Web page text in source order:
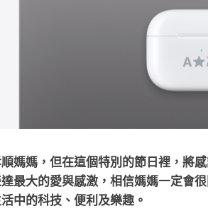
媽媽，但在這個特別的節日裡，將
最大的愛與感激，相信媽媽一定會
中的科技、便利及樂趣。